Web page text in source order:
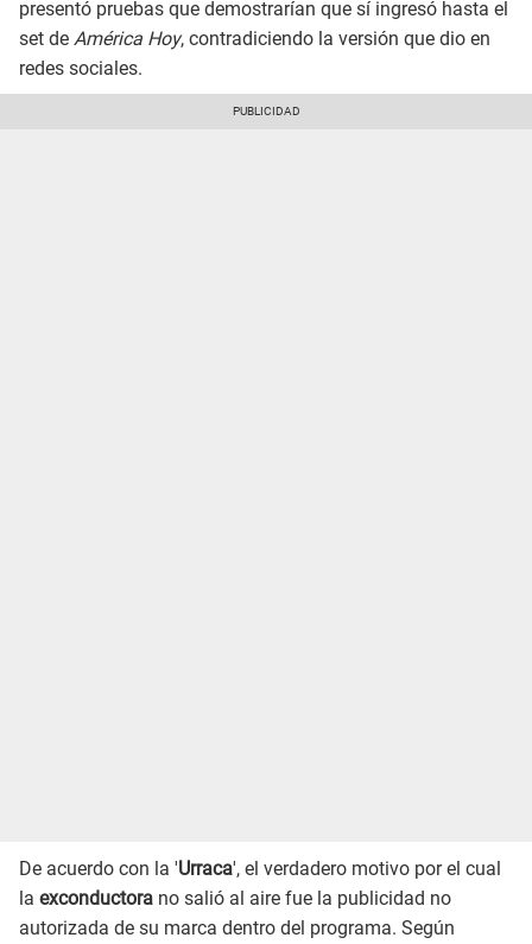
presentó pruebas que demostrarían que sí ingresó hasta el
set de América Hoy, contradiciendo la versión que dio en
redes sociales.
De acuerdo con la 'Urraca', el verdadero motivo por el cual
la exconductora no salió al aire fue la publicidad no
autorizada de su marca dentro del programa. Según